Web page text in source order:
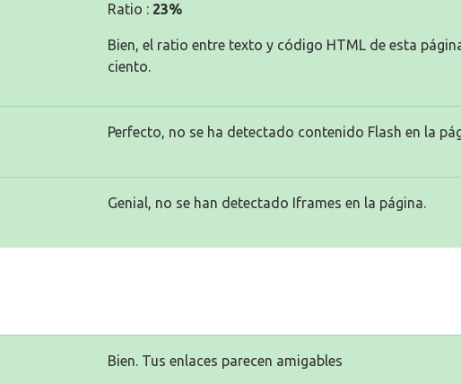
Ratio : 23%
Bien, el ratio entre texto y código HTML de esta
ciento.
Perfecto, no se ha detectado contenido Flash en la
Genial, no se han detectado Iframes en la página.
Bien. Tus enlaces parecen amigables